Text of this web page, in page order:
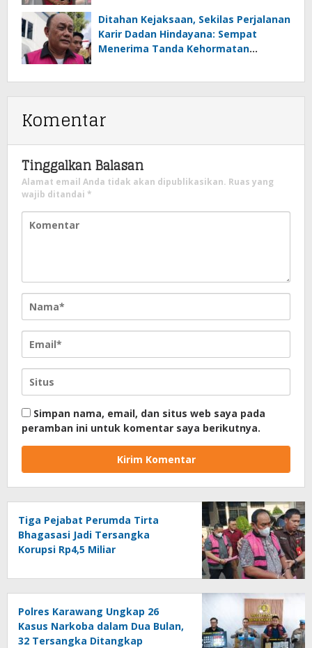
Ditahan Kejaksaan, Sekilas Perjalanan
Karir Dadan Hindayana: Sempat
Menerima Tanda Kehormatan
Komentar
Tinggalkan Balasan
Alamat email Anda tidak akan dipublikasikan. Ruas yang
wajib ditandai *
Simpan nama, email, dan situs web saya pada
peramban ini untuk komentar saya berikutnya.
Tiga Pejabat Perumda Tirta
Bhagasasi Jadi Tersangka
Korupsi Rp4,5 Miliar
Polres Karawang Ungkap 26
Kasus Narkoba dalam Dua Bulan,
32 Tersangka Ditangkap